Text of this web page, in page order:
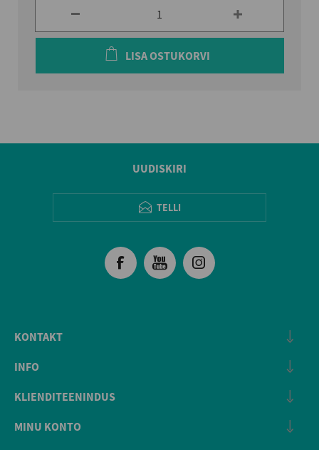
LISA OSTUKORVI
UUDISKIRI
TELLI
KONTAKT
INFO
KLIENDITEENINDUS
MINU KONTO